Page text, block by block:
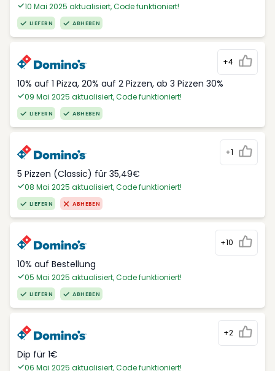
10 Mai 2025 aktualisiert, Code funktioniert!
LIEFERN ABHEBEN
+4
10% auf 1 Pizza, 20% auf 2 Pizzen, ab 3 Pizzen 30%
09 Mai 2025 aktualisiert, Code funktioniert!
LIEFERN ABHEBEN
+1
5 Pizzen (Classic) für 35,49€
08 Mai 2025 aktualisiert, Code funktioniert!
LIEFERN ABHEBEN
+10
10% auf Bestellung
05 Mai 2025 aktualisiert, Code funktioniert!
LIEFERN ABHEBEN
+2
Dip für 1€
06 Mai 2025 aktualisiert, Code funktioniert!